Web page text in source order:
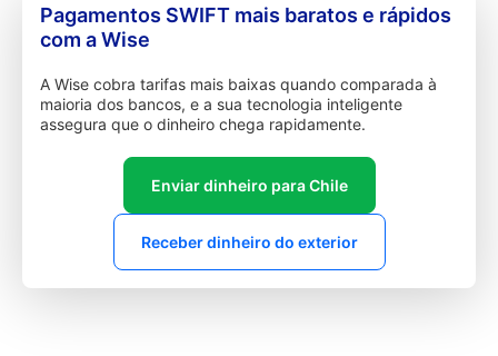
Pagamentos SWIFT mais baratos e rápidos
com a Wise
A Wise cobra tarifas mais baixas quando comparada à
maioria dos bancos, e a sua tecnologia inteligente
assegura que o dinheiro chega rapidamente.
Enviar dinheiro para Chile
Receber dinheiro do exterior